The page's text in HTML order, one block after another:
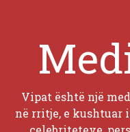
Vipat është një
në rritje, e